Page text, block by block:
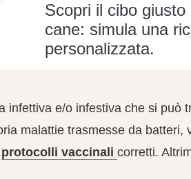
Scopri il cibo giusto
cane: simula una
personalizzata.
infettiva e/o infestiva che si può
malattie trasmesse da batteri,
protocolli vaccinali corretti.